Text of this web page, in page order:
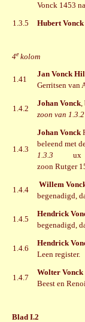
Vonck 1453
1.3.5
Hubert Vonck
4ekolom
1.41
Jan Vonck
Gerritsen van
1.4.2
Johan Vonck,
zoon van 1.3.2
1.4.3
Johan Vonck
beleend met
1.3.3 ux
zoon Rutger
1.4.4
Willem
begenadigd,
1.4.5
Hendrick
begenadigd,
1.4.6
Hendrick
Leen register.
1.4.7
Wolter Vonck
Beest en
Blad I.2